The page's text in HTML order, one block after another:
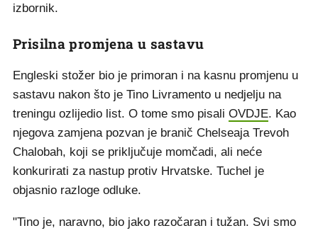
izbornik.
Prisilna promjena u sastavu
Engleski stožer bio je primoran i na kasnu promjenu u
sastavu nakon što je Tino Livramento u nedjelju na
treningu ozlijedio list. O tome smo pisali OVDJE. Kao
njegova zamjena pozvan je branič Chelseaja Trevoh
Chalobah, koji se priključuje momčadi, ali neće
konkurirati za nastup protiv Hrvatske. Tuchel je
objasnio razloge odluke.
"Tino je, naravno, bio jako razočaran i tužan. Svi smo